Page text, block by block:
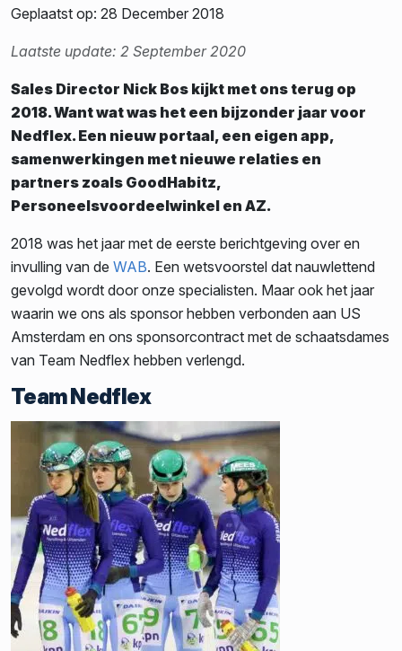
Geplaatst op: 28 December 2018
Laatste update: 2 September 2020
Sales Director Nick Bos kijkt met ons terug op
2018. Want wat was het een bijzonder jaar voor
Nedflex. Een nieuw portaal, een eigen app,
samenwerkingen met nieuwe relaties en
partners zoals GoodHabitz,
Personeelsvoordeelwinkel en AZ.
2018 was het jaar met de eerste berichtgeving over en
invulling van de WAB. Een wetsvoorstel dat nauwlettend
gevolgd wordt door onze specialisten. Maar ook het jaar
waarin we ons als sponsor hebben verbonden aan US
Amsterdam en ons sponsorcontract met de schaatsdames
van Team Nedflex hebben verlengd.
Team Nedflex